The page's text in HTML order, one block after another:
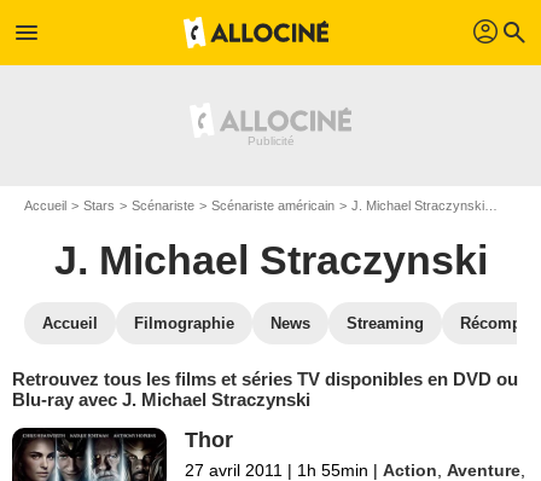
menu profil search
Accueil Stars Scénariste Scénariste américain J. Michael Straczynski
J. Michael Straczynski
Accueil Filmographie News Streaming
Retrouvez tous les films et séries TV disponibles en DVD ou
Blu-ray avec J. Michael Straczynski
Thor
27 avril 2011 | 1h 55min | Action ,Aventure